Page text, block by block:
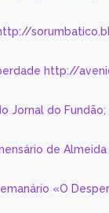
http://
Jornal do Fundão;
de
«O